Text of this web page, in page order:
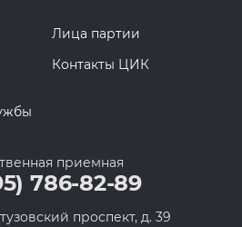
Лица партии
Контакты ЦИК
приемная
786-82-89
проспект, д. 39